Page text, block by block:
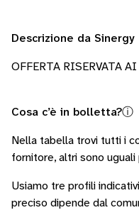
Descrizione da Sinergy
OFFERTA RISERVATA
Cosa c’è in bolletta?ⓘ
Nella tabella trovi tutti i
fornitore, altri sono
Usiamo tre profili
preciso dipende dal